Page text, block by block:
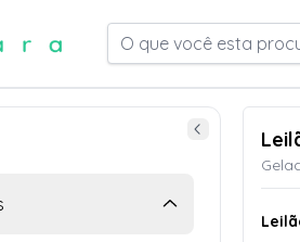
O que você esta